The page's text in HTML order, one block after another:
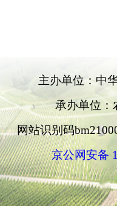
农
主办单位：中
承办单位：
网站识别码
京公网安备